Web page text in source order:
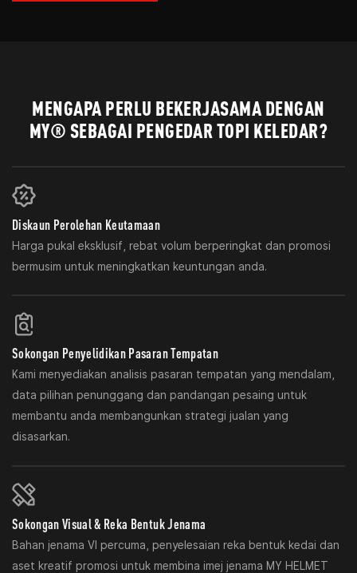
MENGAPA PERLU BEKERJASAMA DENGAN
MY® SEBAGAI PENGEDAR TOPI KELEDAR?
Diskaun Perolehan Keutamaan
Harga pukal eksklusif, rebat volum berperingkat dan promosi
bermusim untuk meningkatkan keuntungan anda.
Sokongan Penyelidikan Pasaran Tempatan
Kami menyediakan analisis pasaran tempatan yang mendalam,
data pilihan penunggang dan pandangan pesaing untuk
membantu anda membangunkan strategi jualan yang
disasarkan.
Sokongan Visual & Reka Bentuk Jenama
Bahan jenama VI percuma, penyelesaian reka bentuk kedai dan
aset kreatif promosi untuk membina imej jenama MY HELMET